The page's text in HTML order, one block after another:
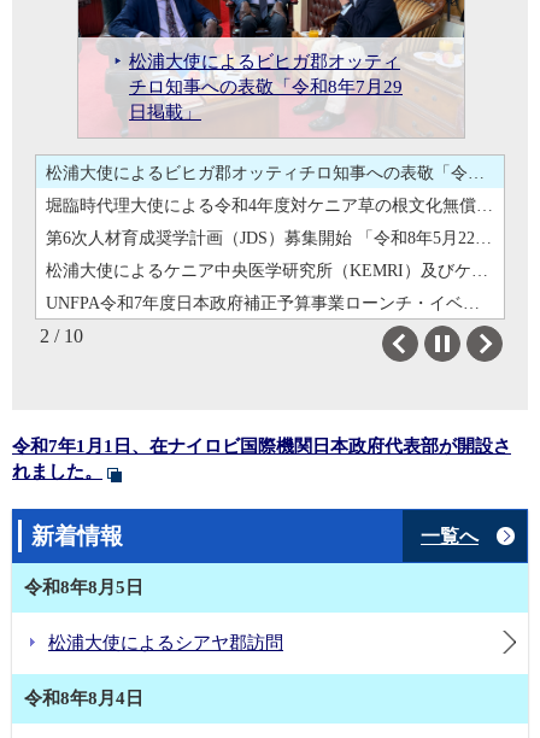
松浦大使によるシアヤ郡訪問「令
和8年7月30日掲載」
松浦大使によるビヒガ郡オッティ
チロ知事への表敬「令和8年7月29
日掲載」
ケニア草の根文化無償資金協力
「ケニア・パラリンピック委員会
障害者スポーツ器材整備計画」器
材引渡式への出席「令和8年7月3日
掲載」
第6次人材育成奨学計画（JDS）募
集開始「令和8年5月22日掲載」
松浦大使によるケニア中央医学研
究所（KEMRI）及びケニア先端科
学技術研究所（KAIST）に対する
学位授与機関認定式典への出席
「令和8年5月14日掲載」
UNFPA令和7年度日本政府補正予算
事業ローンチ・イベント「令和8年
5月12日掲載」
松浦大使によるエルス・トゥルカ
ナ郡副知事への表敬「令和8年4月
20日掲載」
JICA海外協力隊による堀次席への
表敬「令和8年4月17日掲載」
日・ケニア 保健分野共同技術作
業部会 第3回会合の開催 「令和8
年04月15日掲載」
国費外国人留学生による松浦大使
への表敬 「令和8年03月25日掲
載」
松浦大使によるシアヤ郡訪問「令和8年7月30日掲載」
松浦大使によるビヒガ郡オッティチロ知事への表敬「令和8年7月29日掲載」
堀臨時代理大使による令和4年度対ケニア草の根文化無償資金協力「ケニア・パラリンピック委員会障害者スポーツ器材整備計画」器材引渡式への出席「令和8年7月3日掲載」
第6次人材育成奨学計画（JDS）募集開始 「令和8年5月22日掲載」
松浦大使によるケニア中央医学研究所（KEMRI）及びケニア先端科学技術研究所（KAIST）に対する学位授与機関認定式典への出席「令和8年5月14日掲載」
UNFPA令和7年度日本政府補正予算事業ローンチ・イベント「令和8年5月12日掲載」
松浦大使によるエルス・トゥルカナ郡副知事への表敬「令和8年4月20日掲載」
JICA海外協力隊による堀次席への表敬「令和8年4月17日掲載」
国費外国人留学生による松浦大使への表敬 「令和8年03月25日掲載」
松浦大使によるシアヤ郡訪問「令和8年7月30日掲載」
第6次人材育成奨学計画（JDS）募集開始 「令和8年5月22日掲載」
日・ケニア 保健分野共同技術作業部会 第3回会合の開催 「令和8年04月15日掲載」
2 / 10
令和7年1月1日、在ナイロビ国際機関日本政府代表部が開設さ
れました。
新着情報 一覧へ
令和8年8月5日
松浦大使によるシアヤ郡訪問
令和8年8月4日